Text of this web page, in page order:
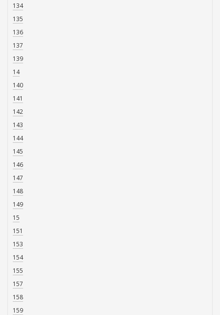
134
135
136
137
139
14
140
141
142
143
144
145
146
147
148
149
15
151
153
154
155
157
158
159